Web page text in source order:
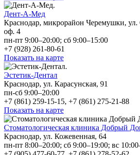
Дент-А-Мед
Краснодар, микрорайон Черемушки, ул.
оф. 4
пн-пт 9:00–20:00; сб 9:00–15:00
+7 (928) 261-80-61
Показать на карте
Эстетик-Дентал
Краснодар, ул. Карасунская, 91
пн-сб 9:00–20:00
+7 (861) 259-15-15, +7 (861) 275-21-88
Показать на карте
Стоматологическая клиника Добрый
Краснодар, ул. Кожевенная, 64
пн-пт 8:00–20:00; сб 9:00–19:00; вс